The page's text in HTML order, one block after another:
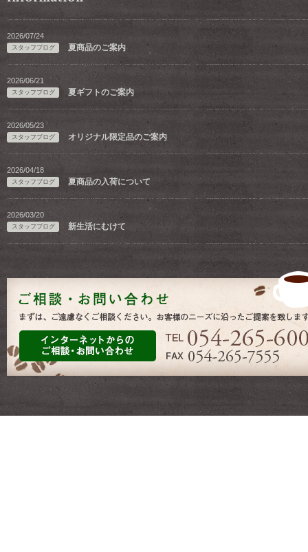
2026/07/24
スタッフブログ 夏商品のご案内
2026/06/21
スタッフブログ 夏ギフトのご案内
2026/05/23
スタッフブログ オリジナル限定品のご案内
2026/04/18
スタッフブログ 夏商品の入荷について
2026/03/20
スタッフブログ 新生活にむけて